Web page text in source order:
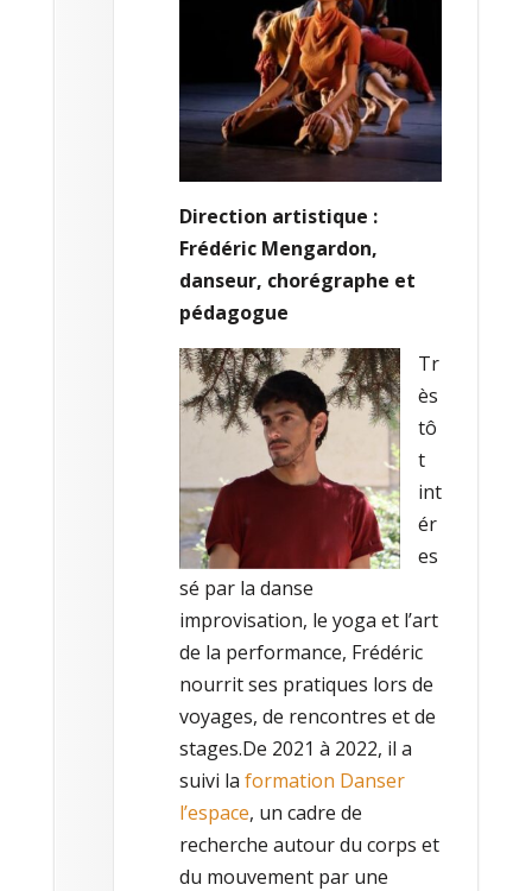
Direction artistique :
Frédéric Mengardon,
danseur, chorégraphe et
pédagogue
Tr
ès
tô
t
int
ér
es
sé par la danse
improvisation, le yoga et l’art
de la performance, Frédéric
nourrit ses pratiques lors de
voyages, de rencontres et de
stages.De 2021 à 2022, il a
suivi la formation Danser
l’espace, un cadre de
recherche autour du corps et
du mouvement par une